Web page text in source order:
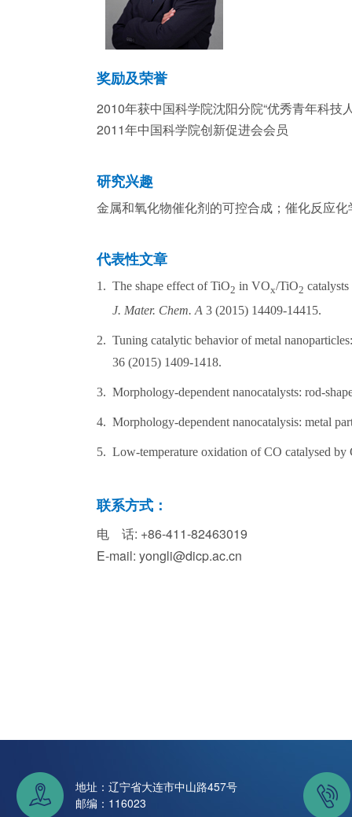
奖励及荣誉
2010年获中国科学院沈阳分院“优秀青年科技
2011年中国科学院创新促进会会员
研究兴趣
金属和氧化物催化剂的可控合成；催化反应
代表性文章
1. The shape effect of TiO2 in VOx/TiO2
J. Mater. Chem. A 3 (2015) 14409-14415.
2. Tuning catalytic behavior of metal
36 (2015) 1409-1418.
3. Morphology-dependent nanocatalysts: rod-
4. Morphology-dependent nanocatalysis: metal
5. Low-temperature oxidation of CO catalysed by
联系方式：
电 话: +86-411-82463019
E-mail: yongli@dicp.ac.cn
地址：辽宁省大连市中山路457号
邮编：116023